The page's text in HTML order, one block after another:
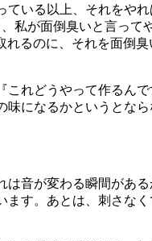
いる以上、それをや
私が面倒臭いと言って
れるのに、それを面倒
れどうやって作るん
になるかというとな
音が変わる瞬間があ
す。あとは、刺さな